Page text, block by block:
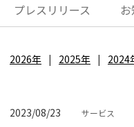
プレスリリース
2026年 2025年 2024
2023/08/23 サービス